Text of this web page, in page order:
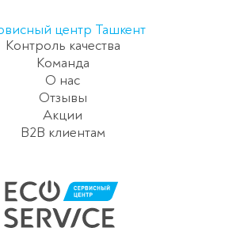
центр Ташкент
Контроль качества
Команда
О нас
Отзывы
Акции
B2B клиентам